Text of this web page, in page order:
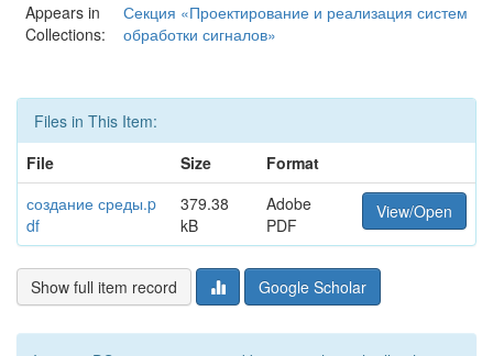
Appears in
Collections:
Секция «Проектирование и реализация систем
обработки сигналов»
Files in This Item:
File
Size
Format
создание среды.p
df
379.38
kB
Adobe
PDF
View/Open
Show full item record Google Scholar